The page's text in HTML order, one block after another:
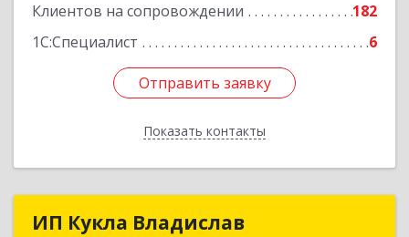
Клиентов на сопровождении
182
1С:Специалист
6
Отправить заявку
Показать контакты
Отправить заявку
Назад
ИП Кукла ВладиславИП Кукла Владислав